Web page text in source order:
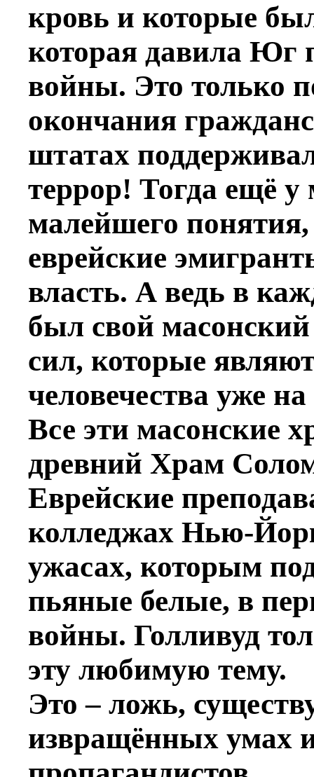
кровь и которые
которая давила Юг
войны. Это только
окончания
штатах
террор! Тогда ещё
малейшего
еврейские
власть. А ведь в
был свой
сил, которые
человечества уже
Все эти масонские
древний Храм
Еврейские
колледжах Нью-
ужасах, которым
пьяные белые, в
войны. Голливуд
эту любимую тему.
Это – ложь,
извращённых умах